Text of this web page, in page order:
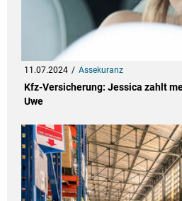
11.07.2024 Assekuranz
Kfz-Versicherung: Jessica zahlt
Uwe